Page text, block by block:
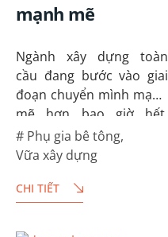
mạnh mẽ
Ngành xây dựng toàn
cầu đang bước vào giai
đoạn chuyển mình mạnh
mẽ hơn bao giờ hết.
Trước áp lực thiếu hụt
nhân lực, chi phí gia tăng
về phát triển bền vững,
Phụ gia bê tông,
Vữa xây dựng
CHI TIẾT